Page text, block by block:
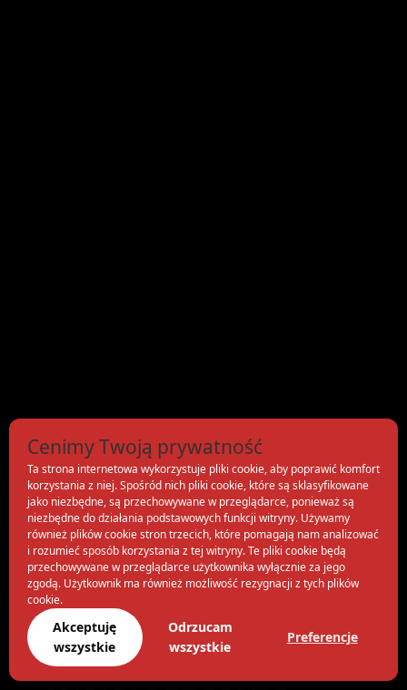
Cenimy Twoją prywatność
Ta strona internetowa wykorzystuje pliki cookie, aby poprawić komfort
korzystania z niej. Spośród nich pliki cookie, które są sklasyfikowane
jako niezbędne, są przechowywane w przeglądarce, ponieważ są
niezbędne do działania podstawowych funkcji witryny. Używamy
również plików cookie stron trzecich, które pomagają nam analizować
i rozumieć sposób korzystania z tej witryny. Te pliki cookie będą
przechowywane w przeglądarce użytkownika wyłącznie za jego
zgodą. Użytkownik ma również możliwość rezygnacji z tych plików
cookie.
Akceptuję
wszystkie
Odrzucam
wszystkie
Preferencje